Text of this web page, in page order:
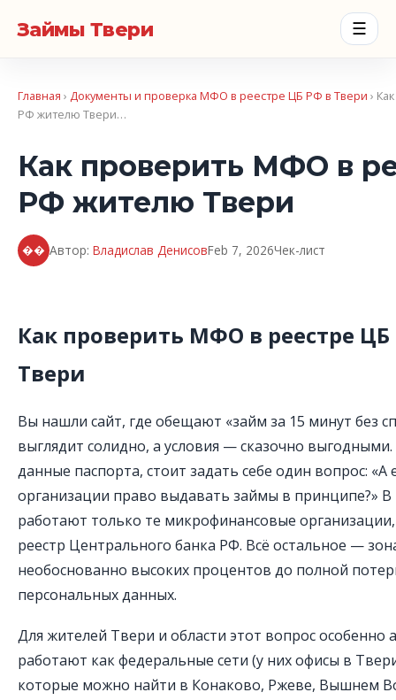
Займы Твери ☰
Главная › Документы и проверка МФО в реестре ЦБ РФ в Твери ›
РФ жителю Твери…
Как проверить МФО в
РФ жителю Твери
�� Автор: Владислав ДенисовFeb 7, 2026Чек-лист
Как проверить МФО в реестре
Твери
Вы нашли сайт, где обещают «займ за 15 минут без
выглядит солидно, а условия — сказочно
данные паспорта, стоит задать себе один вопрос: «А
организации право выдавать займы в принципе?» В
работают только те микрофинансовые
реестр Центрального банка РФ. Всё остальное —
необоснованно высоких процентов до полной
персональных данных.
Для жителей Твери и области этот вопрос особенно
работают как федеральные сети (у них офисы в
которые можно найти в Конаково, Ржеве, Вышнем